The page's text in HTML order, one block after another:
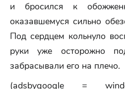
и бросился к
оказавшемуся сильно
Под сердцем кольнуло
руки уже осторожно
забрасывали его на плечо.
(adsbygoogle =